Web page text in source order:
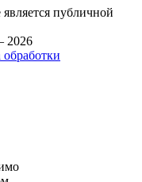
публичной
2026